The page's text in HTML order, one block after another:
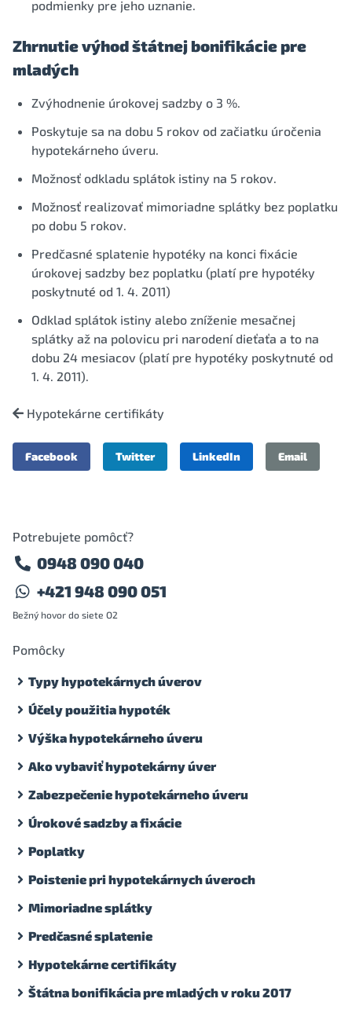
podmienky pre jeho uznanie.
Zhrnutie výhod štátnej bonifikácie pre
mladých
Zvýhodnenie úrokovej sadzby o 3 %.
Poskytuje sa na dobu 5 rokov od začiatku úročenia
hypotekárneho úveru.
Možnosť odkladu splátok istiny na 5 rokov.
Možnosť realizovať mimoriadne splátky bez poplatku
po dobu 5 rokov.
Predčasné splatenie hypotéky na konci fixácie
úrokovej sadzby bez poplatku (platí pre hypotéky
poskytnuté od 1. 4. 2011)
Odklad splátok istiny alebo zníženie mesačnej
splátky až na polovicu pri narodení dieťaťa a to na
dobu 24 mesiacov (platí pre hypotéky poskytnuté od
1. 4. 2011).
Hypotekárne certifikáty
Facebook Twitter LinkedIn Email
Potrebujete pomôcť?
0948 090 040
+421 948 090 051
Bežný hovor do siete O2
Pomôcky
Typy hypotekárnych úverov
Účely použitia hypoték
Výška hypotekárneho úveru
Ako vybaviť hypotekárny úver
Zabezpečenie hypotekárneho úveru
Úrokové sadzby a fixácie
Poplatky
Poistenie pri hypotekárnych úveroch
Mimoriadne splátky
Predčasné splatenie
Hypotekárne certifikáty
Štátna bonifikácia pre mladých v roku 2017